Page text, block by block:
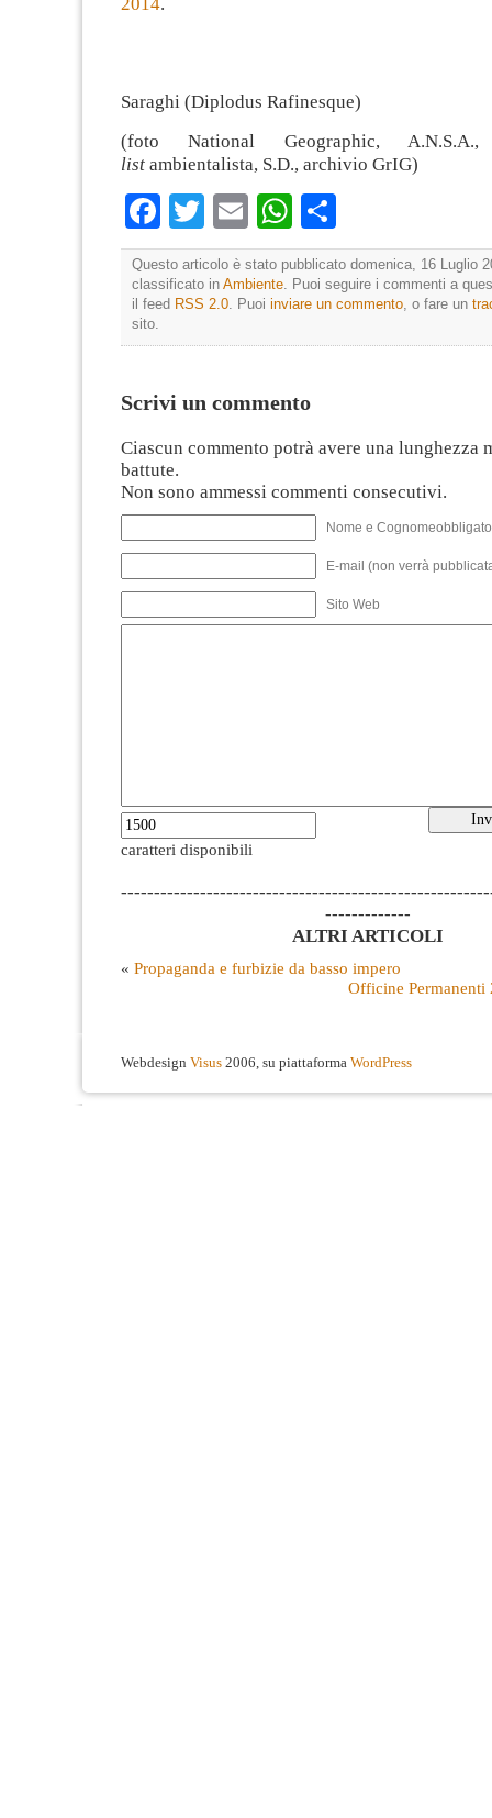
Saraghi (Diplodus Rafinesque)
(foto National Geographic,
list ambientalista, S.D., archivio GrIG)
Facebook
TwitterEmailWhatsApp
Questo articolo è stato pubblicato domenica, 16 Luglio
classificato in Ambiente . Puoi seguire i commenti a
il feed RSS 2.0 . Puoi inviare un commento , o fare un
sito.
Scrivi un commento
Ciascun commento potrà avere una lunghezza
battute.
Non sono ammessi commenti consecutivi.
Nome e
E-mail (non verrà
Sito Web
caratteri disponibili
-------------
ALTRI ARTICOLI
« Propaganda e furbizie da basso impero
Officine Permanenti
Webdesign Visus 2006, su piattaforma WordPress